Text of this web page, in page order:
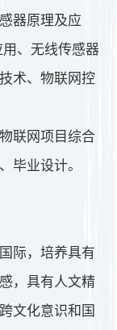
器原理及应
、无线传感器
术、物联网控
联网项目综合
毕业设计。
际，培养具有
，具有人文精
文化意识和国